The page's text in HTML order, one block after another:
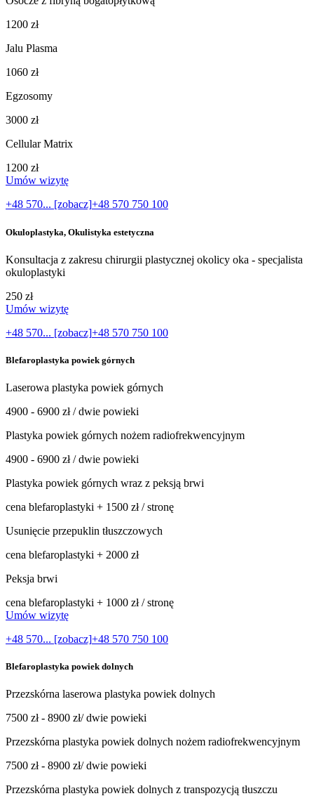
1200 zł
Jalu Plasma
1060 zł
Egzosomy
3000 zł
Cellular Matrix
1200 zł
Umów wizytę
+48 570... [zobacz]+48 570 750 100
Okuloplastyka, Okulistyka estetyczna
Konsultacja z zakresu chirurgii plastycznej okolicy oka - specjalista
okuloplastyki
250 zł
Umów wizytę
+48 570... [zobacz]+48 570 750 100
Blefaroplastyka powiek górnych
Laserowa plastyka powiek górnych
4900 - 6900 zł / dwie powieki
Plastyka powiek górnych nożem radiofrekwencyjnym
4900 - 6900 zł / dwie powieki
Plastyka powiek górnych wraz z peksją brwi
cena blefaroplastyki + 1500 zł / stronę
Usunięcie przepuklin tłuszczowych
cena blefaroplastyki + 2000 zł
Peksja brwi
cena blefaroplastyki + 1000 zł / stronę
Umów wizytę
+48 570... [zobacz]+48 570 750 100
Blefaroplastyka powiek dolnych
Przezskórna laserowa plastyka powiek dolnych
7500 zł - 8900 zł/ dwie powieki
Przezskórna plastyka powiek dolnych nożem radiofrekwencyjnym
7500 zł - 8900 zł/ dwie powieki
Przezskórna plastyka powiek dolnych z transpozycją tłuszczu